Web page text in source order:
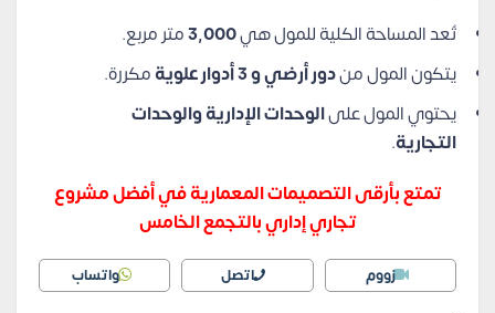
تُعد المساحة الكلية للمول هي3,000متر مربع.
يتكون المول مندور أرضي و 3 أدوار علوية
مكررة.
يحتوي المول علىالوحدات الإدارية والوحدات
التجارية.
تمتع بأرقى التصميمات المعمارية في أفضل مشروع
تجاري إداري بالتجمع الخامس
زووم اتصل واتساب